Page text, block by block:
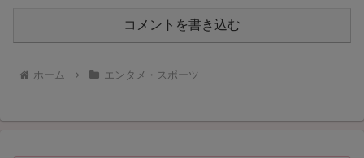
コメントを書き込む
ホーム エンタメ・スポーツ